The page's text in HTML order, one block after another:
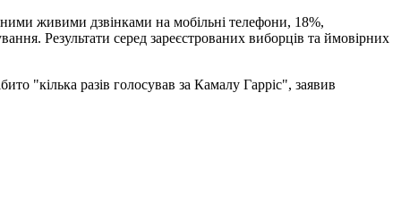
живими дзвінками на мобільні телефони, 18%,
Результати серед зареєстрованих виборців та ймовірних
"кілька разів голосував за Камалу Гарріс", заявив